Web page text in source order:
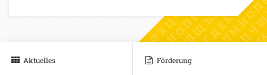
Aktuelles Förderung